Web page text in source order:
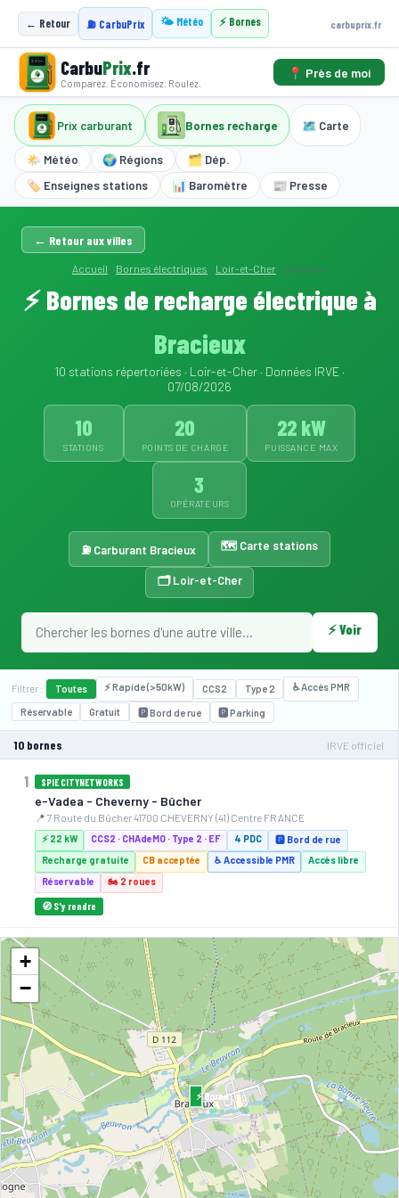
← Retour ⛽ CarbuPrix 🌤️ Météo ⚡ Bornes carbuprix.fr
CarbuPrix.fr
Comparez. Économisez. Roulez.
📍 Près de moi
Prix carburant Bornes recharge 🗺️ Carte
🌤️ Météo 🌍 Régions
🗂️ Dép.
🏷️ Enseignes stations
📊 Baromètre 📰 Presse
← Retour aux villes
Accueil › Bornes électriques › Loir-et-Cher › Bracieux
⚡ Bornes de recharge électrique à
Bracieux
10 stations répertoriées · Loir-et-Cher · Données IRVE ·
07/08/2026
10
STATIONS
20
POINTS DE CHARGE
22 kW
PUISSANCE MAX
3
OPÉRATEURS
⛽ Carburant Bracieux 🗺️ Carte stations
🗂️ Loir-et-Cher
⚡ Voir
Filtrer : Toutes ⚡ Rapide (>50kW) CCS2 Type 2 ♿ Accès PMR
Réservable Gratuit 🅿️ Bord de rue 🅿️ Parking
10 bornes IRVE officiel
1 SPIE CITYNETWORKS
e-Vadea - Cheverny - Bûcher
📍 7 Route du Bûcher 41700 CHEVERNY (41) Centre FRANCE
⚡ 22 kW CCS2 · CHAdeMO · Type 2 · EF 4 PDC
🅿️ Bord de rue
Recharge gratuite
CB acceptée ♿ Accessible PMR
Accès libre
Réservable
🏍️ 2 roues
🧭 S'y rendre
2
Modulo Energies MODULO - MONT PRES CHAMBORD - Rue de
l'hôtel de ville
📍 Rue de l'hotel de ville, 41250 MONT PRES CHAMBORD
CCS2 · CHAdeMO · Type 2 · EF 2 PDC
🅿️ Bord de rue
Recharge gratuite
CB acceptée ♿ Accessible PMR
Réservable
🏍️ 2 roues
🧭 S'y rendre
3 MODULO
Modulo Energies MODULO - HUISSEAU SUR COSSON -
Champs de Ligny
📍 Champs de Ligny, 41350 HUISSEAU SUR COSSON
⚡ Borne
+
−